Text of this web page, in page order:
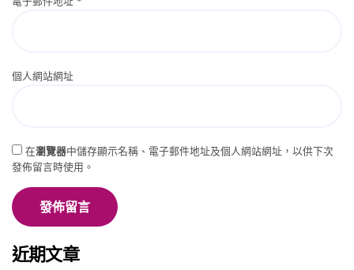
個人網站網址
在瀏覽器中儲存顯示名稱、電子郵件地址及個人網站網址，以供下次
發佈留言時使用。
近期文章